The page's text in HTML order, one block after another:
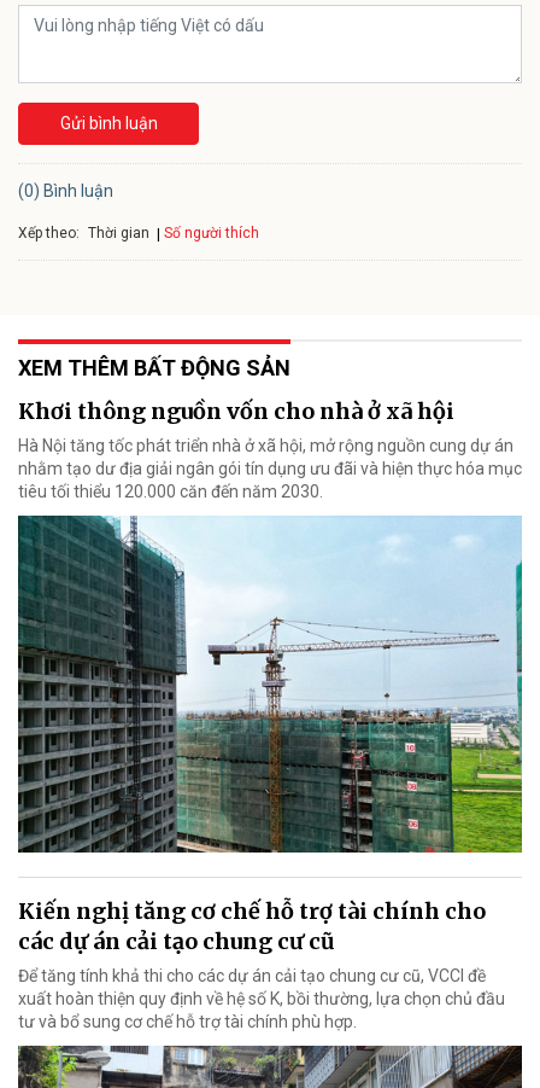
Gửi bình luận
(0) Bình luận
Xếp theo: Thời gian Số người thích
XEM THÊM BẤT ĐỘNG SẢN
Khơi thông nguồn vốn cho nhà ở xã hội
Hà Nội tăng tốc phát triển nhà ở xã hội, mở rộng nguồn cung dự án
nhằm tạo dư địa giải ngân gói tín dụng ưu đãi và hiện thực hóa mục
tiêu tối thiểu 120.000 căn đến năm 2030.
Kiến nghị tăng cơ chế hỗ trợ tài chính cho
các dự án cải tạo chung cư cũ
Để tăng tính khả thi cho các dự án cải tạo chung cư cũ, VCCI đề
xuất hoàn thiện quy định về hệ số K, bồi thường, lựa chọn chủ đầu
tư và bổ sung cơ chế hỗ trợ tài chính phù hợp.